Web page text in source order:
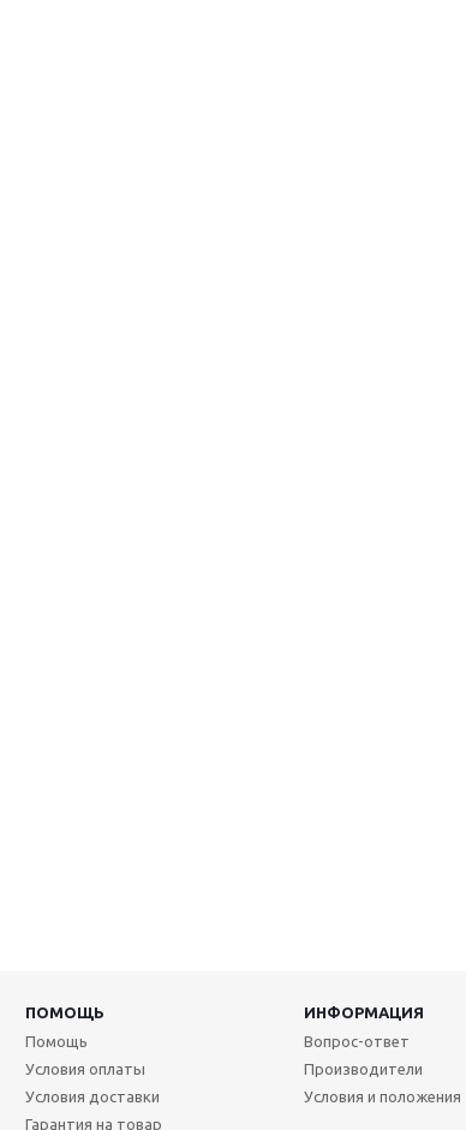
ПОМОЩЬ
ИНФОРМАЦИЯ
Помощь
Условия оплаты
Условия доставки
Гарантия на товар
Вопрос-ответ
Производители
Условия и положения